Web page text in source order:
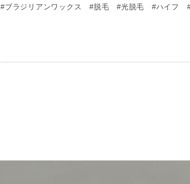
#ブラジリアンワックス #脱毛 #光脱毛 #ハイフ #